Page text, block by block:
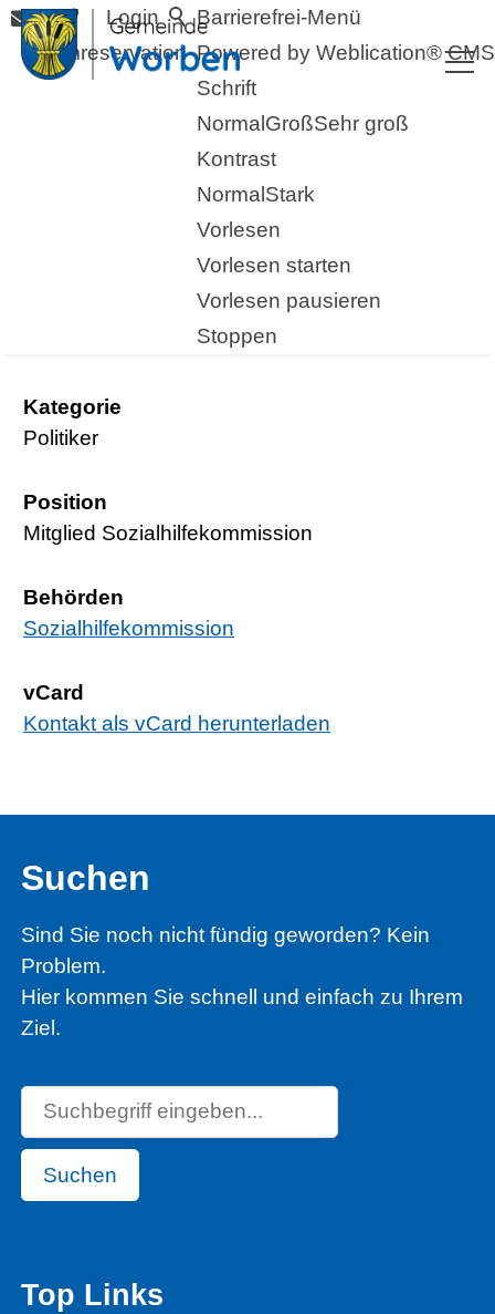
Barrierefrei-Menü
Powered by Weblication® CMS
Schrift
Normal GroßSehr groß
Kontrast
Normal Stark
Vorlesen
Vorlesen starten
Vorlesen pausieren
Stoppen
Login
Raumreservation
zurück zur Übersicht
Wild Ursula
Kategorie
Politiker
Position
Mitglied Sozialhilfekommission
Behörden
Sozialhilfekommission
vCard
Kontakt als vCard herunterladen
Suchen
Sind Sie noch nicht fündig geworden? Kein
Problem.
Hier kommen Sie schnell und einfach zu Ihrem
Ziel.
Suchen
Top Links